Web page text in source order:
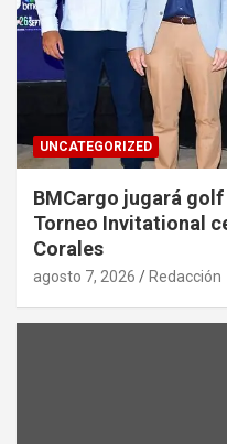
UNCATEGORIZED
BMCargo jugará
Torneo Invitational
Corales
agosto 7, 2026 Redacción